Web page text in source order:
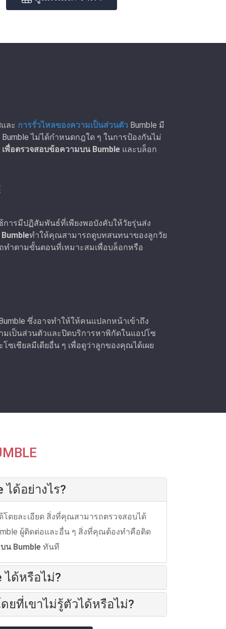
ละ การรั่วไหลของความเป็นส่วนตัว Bumble มี
ไม่ได้กําหนดกฎใด ๆ ในการป้องกันไม่
เพื่อตรวจสอบข้อความบน Bumble และบล็อก
การมีปฏิสัมพันธ์ที่เพียงพอบังคับให้วัยรุ่นส่ง
ทำให้คุณสามารถดูบทสนทนาของลูกวัย
ทําตามขั้นตอนที่เหมาะสมเพื่อบล็อกหรือ
ซึ่งอาจทำให้ให้คนแปลกหน้าเข้าถึง
เป็นส่วนตัวและปิดบริการหาพิกัดในแอปโซ
โซเชียลมีเดียอื่น ๆ เพื่อดูว่าลูกของคุณได้เผย
ด้อย่างไร?
ดยละเอียด สิ่งที่คุณสามารถตรวจสอบได้
ผู้ติดต่อและอื่น ๆ สิ่งที่คุณต้องทําคือติด
น Bumble ทันที
ด้หรือไม่?
ยที่เขาไม่รู้ตัวได้หรือไม่?